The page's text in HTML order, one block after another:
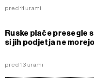
pred 11 urami
Ruske plače presegle
si jih podjetja ne
pred 13 urami